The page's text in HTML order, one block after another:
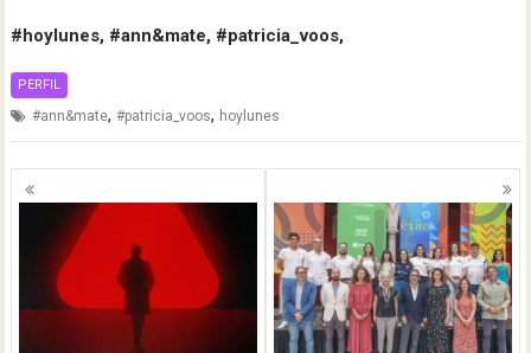
#hoylunes, #ann&mate, #patricia_voos,
PERFIL
#ann&mate,#patricia_voos, hoylunes
Navegación
de
entradas